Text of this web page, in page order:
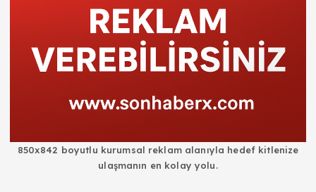
850x842 boyutlu kurumsal reklam alanıyla hedef kitlenize
ulaşmanın en kolay yolu.